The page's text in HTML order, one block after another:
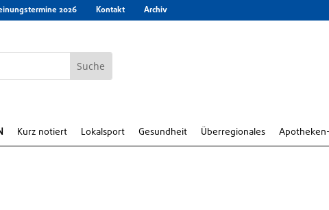
2026 Kontakt Archiv
Kurz notiert Lokalsport Gesundheit Überregionales